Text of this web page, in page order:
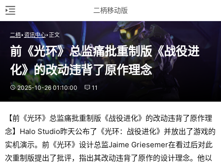
二柄移动版
二柄 资讯中心 正文
前《光环》总监痛批重制版《战役进
化》的改动违背了原作理念
2025-10-26 01:10:00 11
【前《光环》总监痛批重制版《战役进化》的改动违背了原作理
念】Halo Studio昨天公布了《光环：战役进化》并放出了游戏的
实机演示。前《光环》设计总监Jaime Griesemer在看过后对此
次重制版提出了批评，指出其改动违背了原作的设计理念。他以